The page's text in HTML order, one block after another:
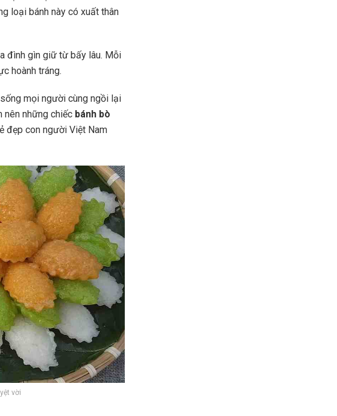
loại bánh này có xuất thân
đình gìn giữ từ bấy lâu. Mỗi
hoành tráng.
mọi người cùng ngồi lại
nên những chiếc bánh bò
đẹp con người Việt Nam
vời